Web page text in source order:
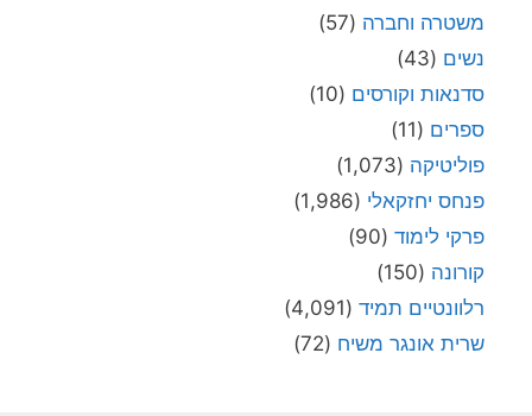
משטרה וחברה (57)
נשים (43)
סדנאות וקורסים (10)
ספרים (11)
פוליטיקה (1,073)
פנחס יחזקאלי (1,986)
פרקי לימוד (90)
קורונה (150)
רלוונטיים תמיד (4,091)
שרית אונגר משיח (72)